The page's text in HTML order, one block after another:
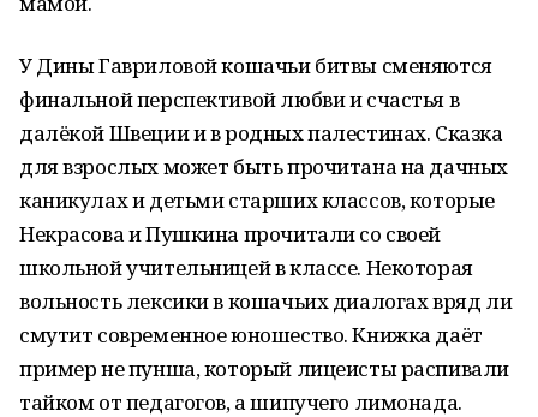
У Дины Гавриловой кошачьи битвы сменяются
финальной перспективой любви и счастья в
далёкой Швеции и в родных палестинах. Сказка
для взрослых может быть прочитана на дачных
каникулах и детьми старших классов, которые
Некрасова и Пушкина прочитали со своей
школьной учительницей в классе. Некоторая
вольность лексики в кошачьих диалогах вряд ли
смутит современное юношество. Книжка даёт
пример не пунша, который лицеисты распивали
тайком от педагогов, а шипучего лимонада.